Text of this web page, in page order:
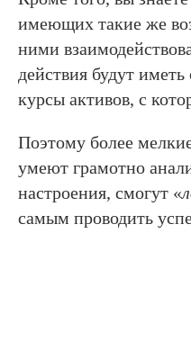
имеющих такие же
ними
действия будут
курсы активов, с
Поэтому более
умеют грамотно
настроения, смогут «
самым проводить